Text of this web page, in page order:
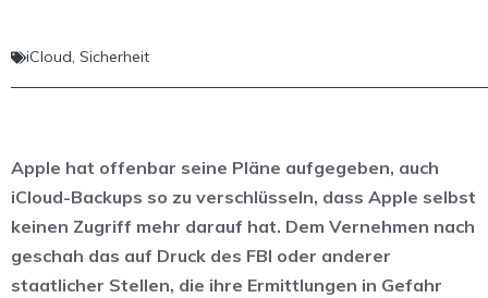
iCloud, Sicherheit
Apple hat offenbar seine Pläne aufgegeben, auch
iCloud-Backups so zu verschlüsseln, dass Apple selbst
keinen Zugriff mehr darauf hat. Dem Vernehmen nach
geschah das auf Druck des FBI oder anderer
staatlicher Stellen, die ihre Ermittlungen in Gefahr